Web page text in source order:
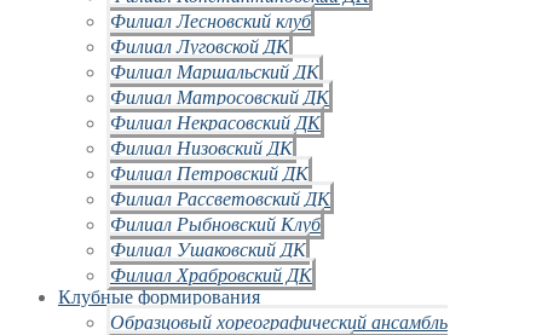
Филиал Лесновский клуб
Филиал Луговской ДК
Филиал Маршальский ДК
Филиал Матросовский ДК
Филиал Некрасовский ДК
Филиал Низовский ДК
Филиал Петровский ДК
Филиал Рассветовский ДК
Филиал Рыбновский Клуб
Филиал Ушаковский ДК
Филиал Храбровский ДК
Клубные формирования
Образцовый хореографический ансамбль